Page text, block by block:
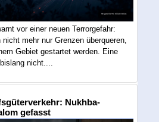
vor einer neuen Terrorgefahr:
mehr nur Grenzen überqueren,
Gebiet gestartet werden. Eine
nicht....
Nukhba-
gefasst